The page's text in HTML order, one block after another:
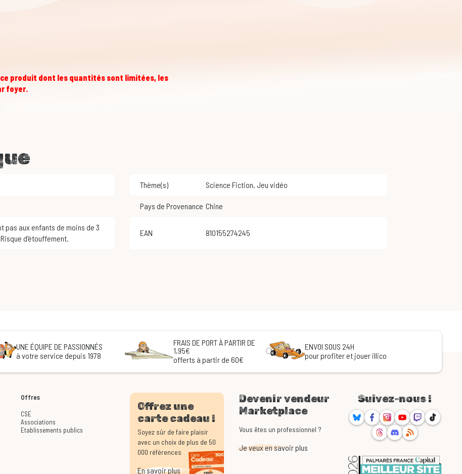
produit dont les quantités sont limitées, les
foyer.
Thème(s) Science Fiction, Jeu vidéo
Pays de Provenance Chine
d'étouffement.
EAN 810155274245
UNE ÉQUIPE DE PASSIONNÉS
à votre service depuis 1978
FRAIS DE PORT À PARTIR DE
1,95€
offerts à partir de 60€
ENVOI SOUS 24H
pour profiter et jouer illico
Offres
CSE
Associations
Etablissements publics
Offrez une
carte cadeau !
Soyez sûr de faire plaisir
avec un choix de plus de 50
000 références
En savoir plus
Devenir vendeur
Marketplace
Vous êtes un professionnel ?
Je veux en savoir plus
Suivez-nous !
BlueskyFacebookInstagram
YoutubeTwitchTikTok
ThreadsDiscord
RSS